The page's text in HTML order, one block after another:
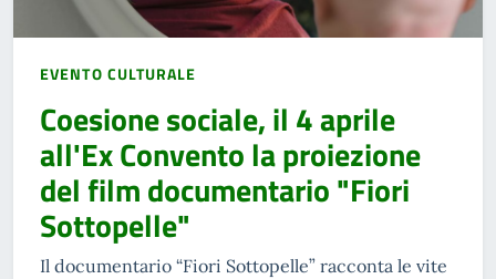
EVENTO CULTURALE
Coesione sociale, il 4 aprile
all'Ex Convento la proiezione
del film documentario "Fiori
Sottopelle"
Il documentario “Fiori Sottopelle” racconta le vite